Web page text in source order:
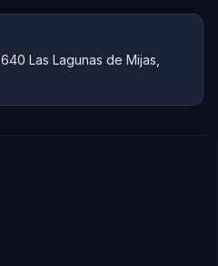
Las Lagunas de Mijas,